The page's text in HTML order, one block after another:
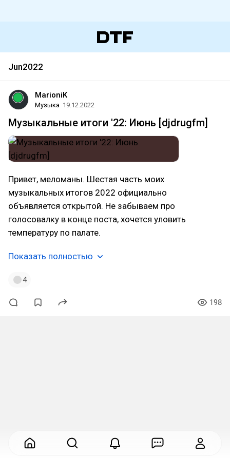
Jun2022
MarioniK
Музыка 19.12.2022
Музыкальные итоги '22: Июнь [djdrugfm]
Привет, меломаны. Шестая часть моих
музыкальных итогов 2022 официально
объявляется открытой. Не забываем про
голосовалку в конце поста, хочется уловить
температуру по палате.
Показать полностью
4
198